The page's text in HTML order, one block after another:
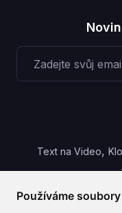
Používáme
Text na Video,